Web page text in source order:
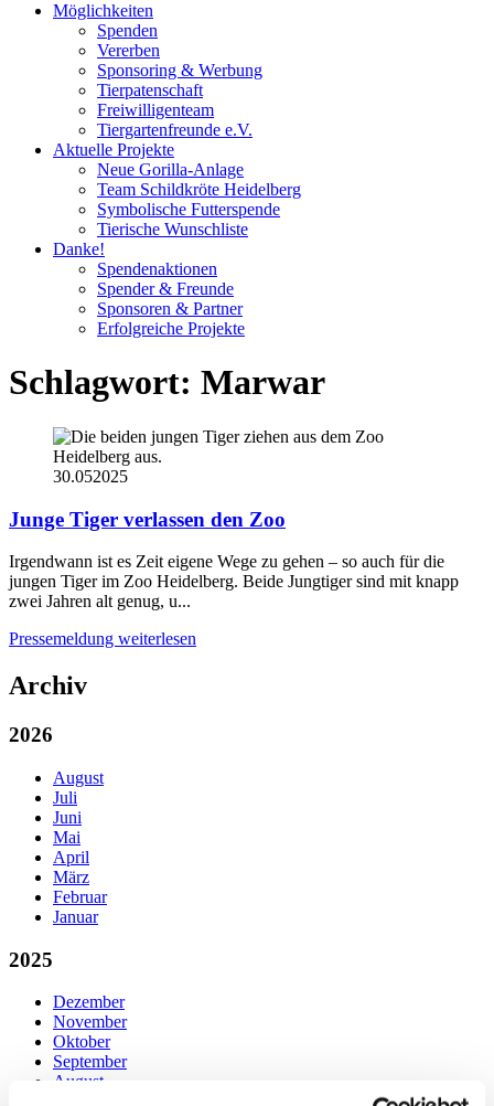
Möglichkeiten
Spenden
Vererben
Sponsoring & Werbung
Tierpatenschaft
Freiwilligenteam
Tiergartenfreunde e.V.
Aktuelle Projekte
Neue Gorilla-Anlage
Team Schildkröte Heidelberg
Symbolische Futterspende
Tierische Wunschliste
Danke!
Spendenaktionen
Spender & Freunde
Sponsoren & Partner
Erfolgreiche Projekte
Schlagwort: Marwar
30.052025
Junge Tiger verlassen den Zoo
Irgendwann ist es Zeit eigene Wege zu gehen – so auch für die
jungen Tiger im Zoo Heidelberg. Beide Jungtiger sind mit knapp
zwei Jahren alt genug, u...
Pressemeldung weiterlesen
Archiv
2026
August
Juli
Juni
Mai
April
März
Februar
Januar
2025
Dezember
November
Oktober
September
August